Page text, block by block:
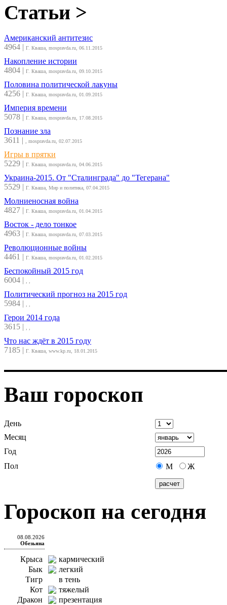
Статьи >
Американский антитезис
4964 | Г. Кваша, mospravda.ru, 06.11.2015
Накопление истории
4804 | Г. Кваша, mospravda.ru, 09.10.2015
Половина политической лакуны
4256 | Г. Кваша, mospravda.ru, 01.09.2015
Империя времени
5078 | Г. Кваша, mospravda.ru, 17.08.2015
Познание зла
3611 | , mospravda.ru, 02.07.2015
Игры в прятки
5229 | Г. Кваша, mospravda.ru, 04.06.2015
Украина-2015. От "Сталинграда" до "Тегерана"
5529 | Г. Кваша, Мир и политика, 07.04.2015
Молниеносная война
4827 | Г. Кваша, mospravda.ru, 01.04.2015
Восток - дело тонкое
4963 | Г. Кваша, mospravda.ru, 07.03.2015
Революционные войны
4461 | Г. Кваша, mospravda.ru, 01.02.2015
Беспокойный 2015 год
6004 | , ,
Политический прогноз на 2015 год
5984 | , ,
Герои 2014 года
3615 | , ,
Что нас ждёт в 2015 году
7185 | Г. Кваша, www.kp.ru, 18.01.2015
Ваш гороскоп
День
Месяц
Год
Пол
М Ж
Гороскоп на сегодня
08.08.2026
Обезьяна
Крыса
кармический
Бык
легкий
Тигр
в тень
Кот
тяжелый
Дракон
презентация